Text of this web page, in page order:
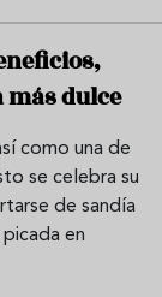
más dulce
como una de
se celebra su
de sandía
en